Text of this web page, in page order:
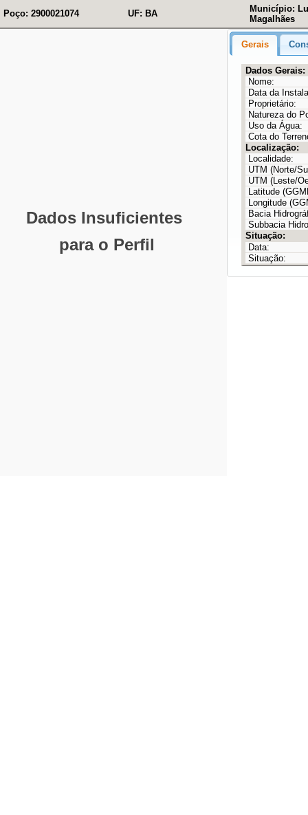
Poço: 2900021074 UF: BA
Município:
Magalhães
Gerais
Dados Gerais:
Nome:
Data da
Proprietário:
Natureza do
Uso da Água:
Cota do
Localização:
Localidade:
UTM (Norte/
UTM (Leste/
Latitude
Longitude
Bacia
Subbacia
Situação:
Data:
Situação: